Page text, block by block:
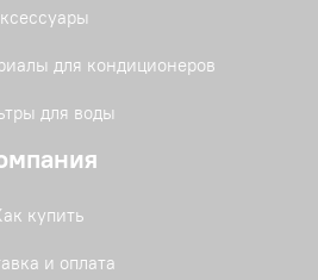
для кондиционеров
для воды
купить
и оплата